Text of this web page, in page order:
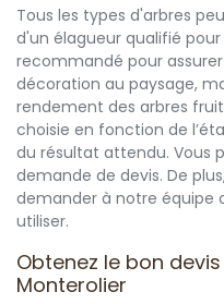
Tous les types d'arbres
d'un élagueur qualifié
recommandé pour
décoration au paysage,
rendement des arbres
choisie en fonction de
du résultat attendu. Vous
demande de devis. De
demander à notre équipe
utiliser.
Obtenez le bon
Monterolier